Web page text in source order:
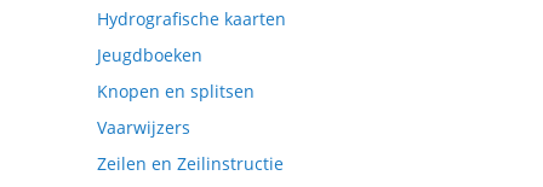
Hydrografische kaarten
Jeugdboeken
Knopen en splitsen
Vaarwijzers
Zeilen en Zeilinstructie